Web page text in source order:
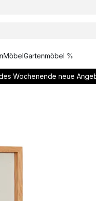
MöbelGartenmöbel %
Wochenende neue